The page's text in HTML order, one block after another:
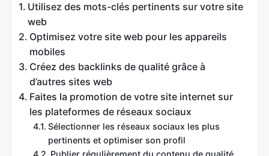
Utilisez des mots-clés pertinents sur votre site
web
Optimisez votre site web pour les appareils
mobiles
Créez des backlinks de qualité grâce à
d’autres sites web
Faites la promotion de votre site internet sur
les plateformes de réseaux sociaux
Sélectionner les réseaux sociaux les plus
pertinents et optimiser son profil